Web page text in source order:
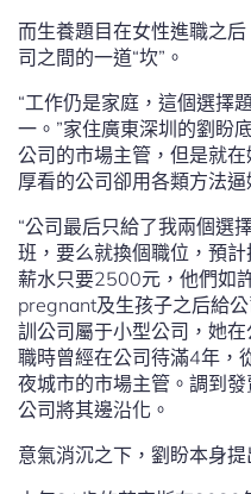
而生養題目在女性進職之
司之間的一道“坎”。
“工作仍是家庭，這個選擇
一。”家住廣東深圳的劉盼
公司的市場主管，但是就
厚看的公司卻用各類方法逼
“公司最后只給了我兩個選
班，要么就換個職位，預
薪水只要2500元，他們如
pregnant及生孩子之后給
訓公司屬于小型公司，她
職時曾經在公司待滿4年，
夜城市的市場主管。調到
公司將其邊沿化。
意氣消沉之下，劉盼本身